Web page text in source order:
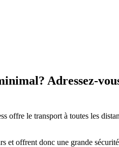
Adressez-
le transport à toutes les
et offrent donc une grande